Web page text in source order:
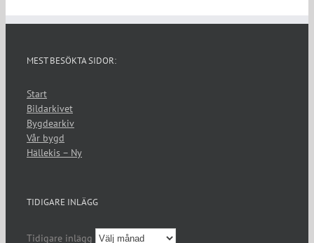
MEST BESÖKTA SIDOR:
Start
Bildarkivet
Bygdearkiv
Vår bygd
Hällekis – Ny
TIDIGARE INLÄGG
Tidigare inlägg